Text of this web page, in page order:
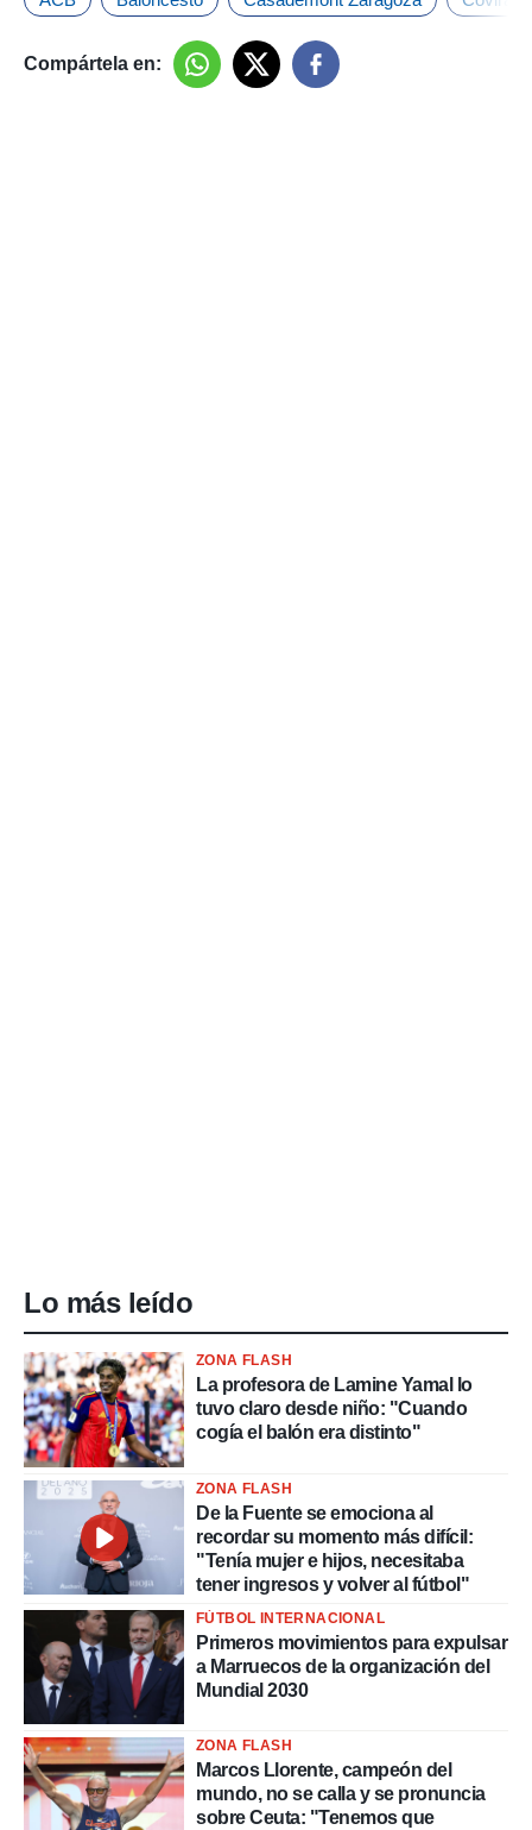
Compártela en:
Lo más leído
ZONA FLASH
La profesora de Lamine Yamal lo
tuvo claro desde niño: "Cuando
cogía el balón era distinto"
ZONA FLASH
De la Fuente se emociona al
recordar su momento más difícil:
"Tenía mujer e hijos, necesitaba
tener ingresos y volver al fútbol"
FÚTBOL INTERNACIONAL
Primeros movimientos para expulsar
a Marruecos de la organización del
Mundial 2030
ZONA FLASH
Marcos Llorente, campeón del
mundo, no se calla y se pronuncia
sobre Ceuta: "Tenemos que